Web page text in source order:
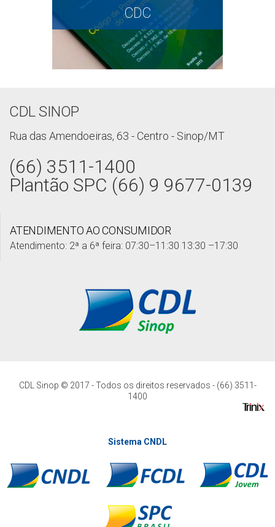
CDC
CDL SINOP
Rua das Amendoeiras, 63 - Centro - Sinop/MT
(66) 3511-1400
Plantão SPC (66) 9 9677-0139
ATENDIMENTO AO CONSUMIDOR
Atendimento: 2ª a 6ª feira: 07:30–11:30 13:30 –17:30
CDL Sinop © 2017 - Todos os direitos reservados - (66) 3511-
1400
Sistema CNDL